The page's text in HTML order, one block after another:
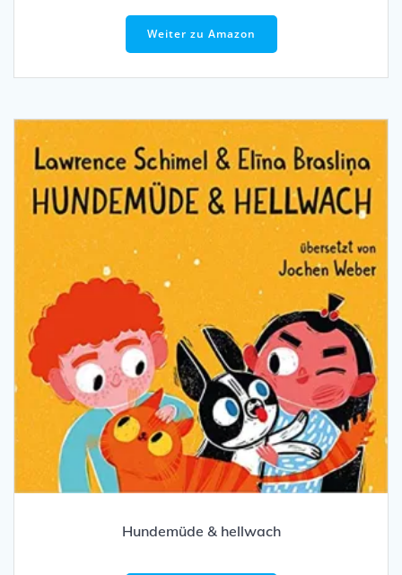
Weiter zu Amazon
Hundemüde & hellwach